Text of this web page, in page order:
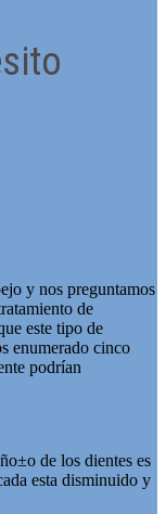
y nos preguntamos
de
este tipo de
enumerado cinco
podrían
de los dientes es
esta disminuido y